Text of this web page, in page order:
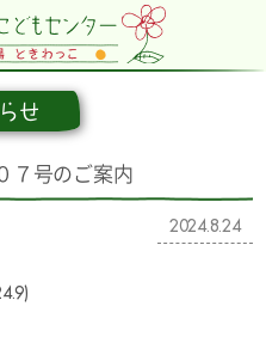
せ
７号のご案内
2024.8.24